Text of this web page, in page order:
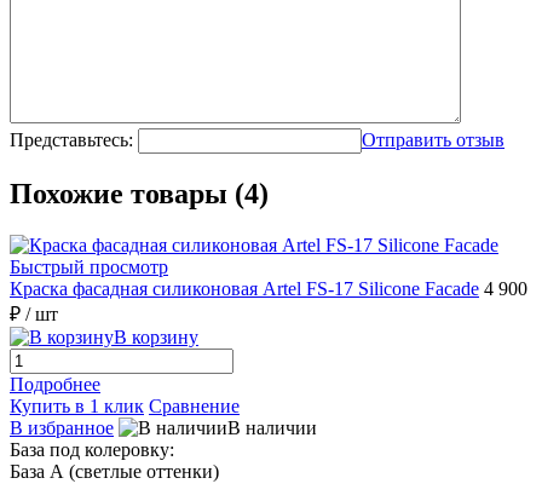
Представьтесь: Отправить отзыв
Похожие товары (4)
Быстрый просмотр
Краска фасадная силиконовая Artel FS-17 Silicone Faсade 4 900
₽ / шт
В корзину
Подробнее
Купить в 1 клик Сравнение
В избранное
В наличии
База под колеровку:
База А (светлые оттенки)